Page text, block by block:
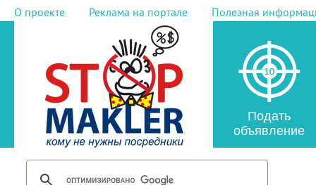
О проекте Реклама на портале Полезная
Подать
объявление